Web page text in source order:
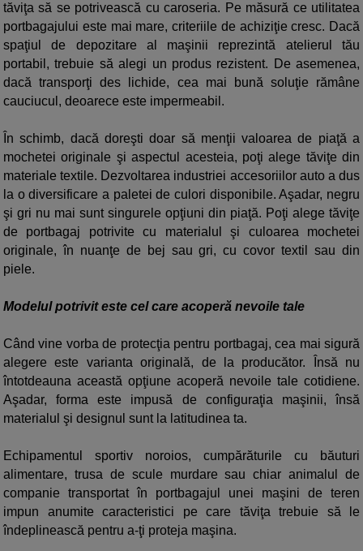
tăviţa să se potrivească cu caroseria. Pe măsură ce utilitatea
portbagajului este mai mare, criteriile de achiziţie cresc. Dacă
spaţiul de depozitare al maşinii reprezintă atelierul tău
portabil, trebuie să alegi un produs rezistent. De asemenea,
dacă transporţi des lichide, cea mai bună soluţie rămâne
cauciucul, deoarece este impermeabil.
În schimb, dacă doreşti doar să menţii valoarea de piaţă a
mochetei originale şi aspectul acesteia, poţi alege tăviţe din
materiale textile. Dezvoltarea industriei accesoriilor auto a dus
la o diversificare a paletei de culori disponibile. Aşadar, negru
şi gri nu mai sunt singurele opţiuni din piaţă. Poţi alege tăviţe
de portbagaj potrivite cu materialul şi culoarea mochetei
originale, în nuanţe de bej sau gri, cu covor textil sau din
piele.
Modelul potrivit este cel care acoperă nevoile tale
Când vine vorba de protecţia pentru portbagaj, cea mai sigură
alegere este varianta originală, de la producător. Însă nu
întotdeauna această opţiune acoperă nevoile tale cotidiene.
Aşadar, forma este impusă de configuraţia maşinii, însă
materialul şi designul sunt la latitudinea ta.
Echipamentul sportiv noroios, cumpărăturile cu băuturi
alimentare, trusa de scule murdare sau chiar animalul de
companie transportat în portbagajul unei maşini de teren
impun anumite caracteristici pe care tăviţa trebuie să le
îndeplinească pentru a-ţi proteja maşina.